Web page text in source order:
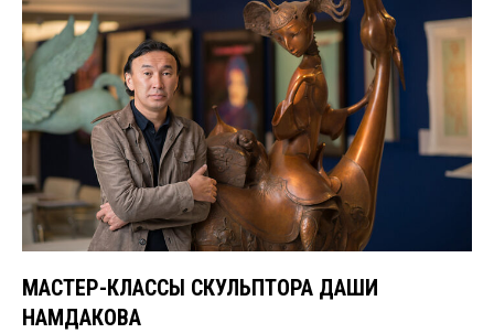
МАСТЕР-КЛАССЫ СКУЛЬПТОРА ДАШИ
НАМДАКОВА